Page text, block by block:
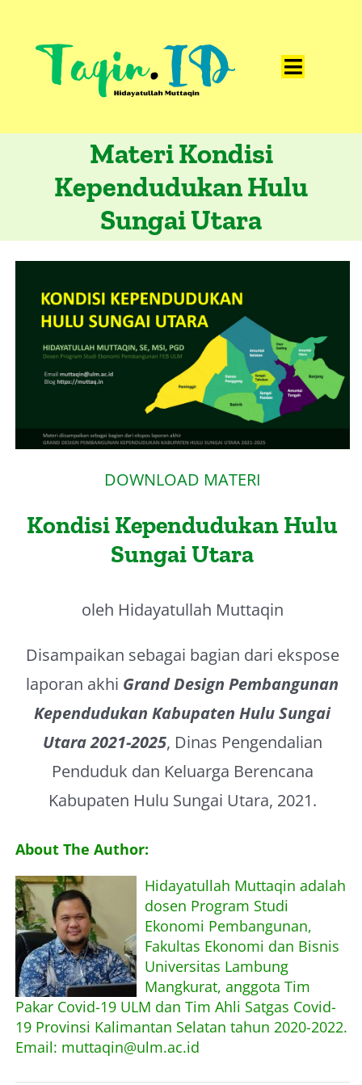
content
Toggle
Artikel
About Me
Materi Kondisi
Kependudukan Hulu
Sungai Utara
DOWNLOAD MATERI
Kondisi Kependudukan Hulu
Sungai Utara
oleh Hidayatullah Muttaqin
Disampaikan sebagai bagian dari ekspose
laporan akhi Grand Design Pembangunan
Kependudukan Kabupaten Hulu Sungai
Utara 2021-2025, Dinas Pengendalian
Penduduk dan Keluarga Berencana
Kabupaten Hulu Sungai Utara, 2021.
About The Author:
Hidayatullah Muttaqin adalah
dosen Program Studi
Ekonomi Pembangunan,
Fakultas Ekonomi dan Bisnis
Universitas Lambung
Mangkurat, anggota Tim
Pakar Covid-19 ULM dan Tim Ahli Satgas Covid-
19 Provinsi Kalimantan Selatan tahun 2020-2022.
Email: muttaqin@ulm.ac.id